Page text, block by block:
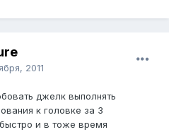
2011
джелк выполнять
к головке за 3
и в тоже время